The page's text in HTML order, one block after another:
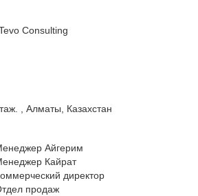
Consulting
, Алматы, Казахстан
Айгерим
Кайрат
директор
продаж